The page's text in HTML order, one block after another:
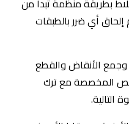
أي ضرر بالطبقات
وجمع الأنقاض والقطع
المخصصة مع ترك